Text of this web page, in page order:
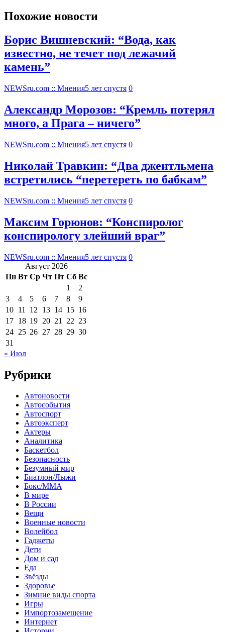
Похожие новости
Борис Вишневский: “Вода, как
известно, не течет под лежачий
камень”
NEWSru.com :: Мнения5 лет спустя 0
Александр Морозов: “Кремль потерял
много, а Прага – ничего”
NEWSru.com :: Мнения5 лет спустя 0
Николай Травкин: “Два джентльмена
встретились “перетереть по бабкам”
NEWSru.com :: Мнения5 лет спустя 0
Максим Горюнов: “Конспиролог
конспирологу злейший враг”
NEWSru.com :: Мнения5 лет спустя 0
Август 2026
Пн Вт Ср Чт Пт Сб Вс
1
2
3
4 5 6 7 8
9
10 11 12 13 14 15 16
17 18 19 20 21 22 23
24 25 26 27 28 29 30
31
« Июл
Рубрики
Автоновости
Автособытия
Автоспорт
Автоэксперт
Актеры
Аналитика
Баскетбол
Безопасность
Безумный мир
Биатлон/Лыжи
Бокс/MMA
В мире
В России
Вещи
Военные новости
Волейбол
Гаджеты
Дети
Дом и сад
Еда
Звёзды
Здоровье
Зимние виды спорта
Игры
Импортозамещение
Интернет